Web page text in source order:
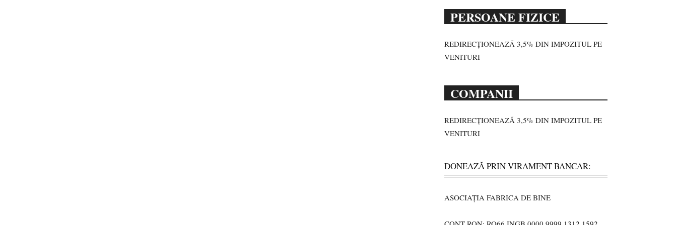
PERSOANE FIZICE
REDIRECȚIONEAZĂ 3,5% DIN IMPOZITUL PE
VENITURI
COMPANII
REDIRECȚIONEAZĂ 3,5% DIN IMPOZITUL PE
VENITURI
DONEAZĂ PRIN VIRAMENT BANCAR:
ASOCIAȚIA FABRICA DE BINE